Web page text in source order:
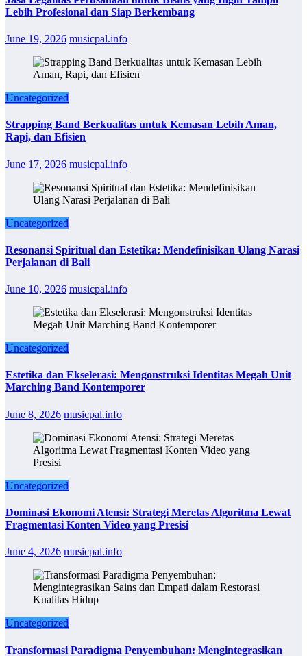
Lebih Profesional dan Siap Berkembang
June 19, 2026 musicpal.info
Uncategorized
Strapping Band Berkualitas untuk Kemasan Lebih Aman,
Rapi, dan Efisien
June 17, 2026 musicpal.info
Uncategorized
Resonansi Spiritual dan Estetika: Mendefinisikan Ulang Narasi
Perjalanan di Bali
June 10, 2026 musicpal.info
Uncategorized
Estetika dan Ekselerasi: Mengonstruksi Identitas Megah Unit
Marching Band Kontemporer
June 8, 2026 musicpal.info
Uncategorized
Dominasi Ekonomi Atensi: Strategi Meretas Algoritma Lewat
Fragmentasi Konten Video yang Presisi
June 4, 2026 musicpal.info
Uncategorized
Transformasi Paradigma Penyembuhan: Mengintegrasikan